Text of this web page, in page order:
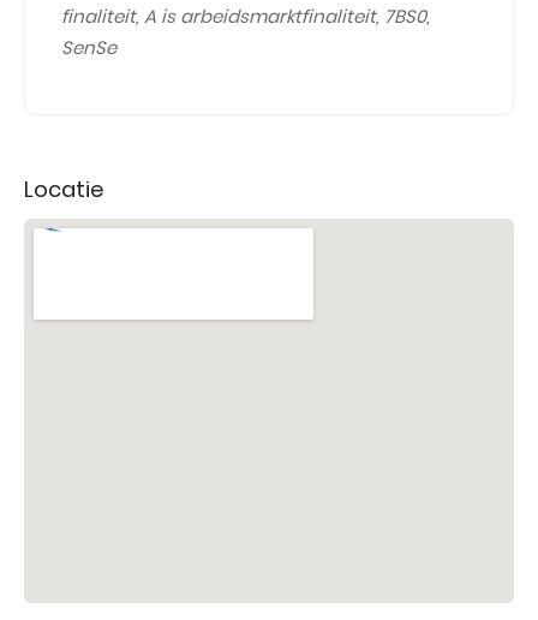
finaliteit, A is arbeidsmarktfinaliteit, 7BS0,
SenSe
Locatie